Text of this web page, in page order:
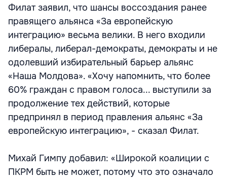
Филат заявил, что шансы воссоздания ранее
правящего альянса «За европейскую
интеграцию» весьма велики. В него входили
либералы, либерал-демократы, демократы и не
одолевший избирательный барьер альянс
«Наша Молдова». «Хочу напомнить, что более
60% граждан с правом голоса... выступили за
продолжение тех действий, которые
предпринял в период правления альянс «За
европейскую интеграцию», - сказал Филат.
Михай Гимпу добавил: «Широкой коалиции с
ПКРМ быть не может, потому что это означало